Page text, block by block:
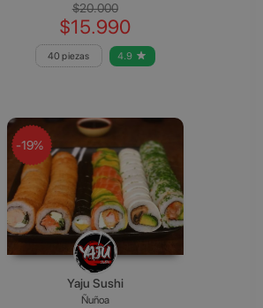
$20.000
$15.990
40 piezas 4.9
-19%
Yaju Sushi
Ñuñoa